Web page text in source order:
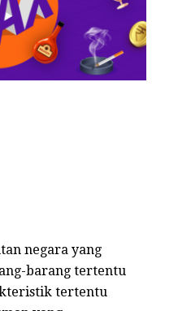
negara yang
barang tertentu
tertentu